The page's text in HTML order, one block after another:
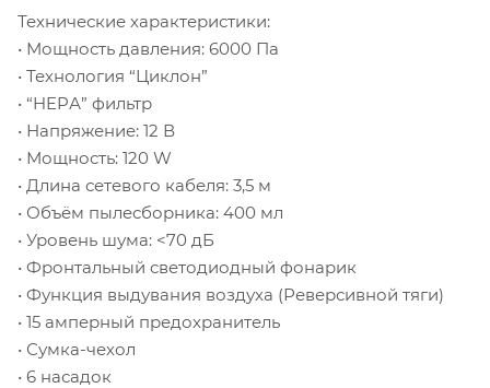
Технические характеристики:
• Мощность давления: 6000 Па
• Технология “Циклон”
• “HEPА” фильтр
• Напряжение: 12 В
• Мощность: 120 W
• Длина сетевого кабеля: 3,5 м
• Объём пылесборника: 400 мл
• Уровень шума: <70 дБ
• Фронтальный светодиодный фонарик
• Функция выдувания воздуха (Реверсивной тяги)
• 15 амперный предохранитель
• Сумка-чехол
• 6 насадок